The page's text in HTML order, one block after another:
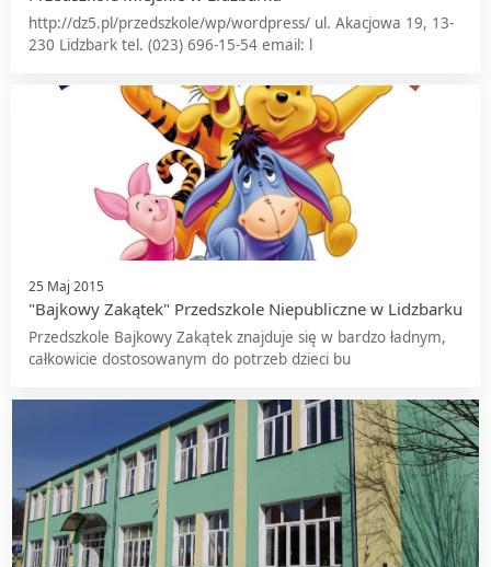
http://dz5.pl/przedszkole/wp/wordpress/ ul. Akacjowa 19, 13-
230 Lidzbark tel. (023) 696-15-54 email: l
25 Maj 2015
"Bajkowy Zakątek" Przedszkole Niepubliczne w Lidzbarku
Przedszkole Bajkowy Zakątek znajduje się w bardzo ładnym,
całkowicie dostosowanym do potrzeb dzieci bu